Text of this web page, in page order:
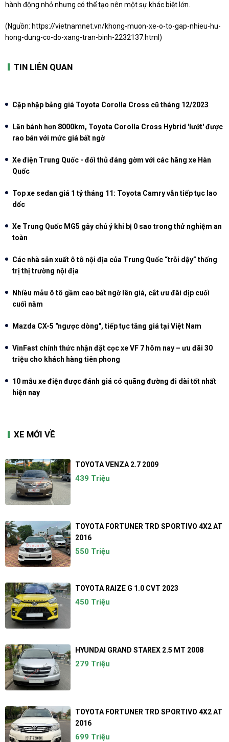
hành động nhỏ nhưng có thể tạo nên một sự khác biệt lớn.
(Nguồn: https://vietnamnet.vn/khong-muon-xe-o-to-gap-nhieu-hu-
hong-dung-co-do-xang-tran-binh-2232137.html )
TIN LIÊN QUAN
Cập nhập bảng giá Toyota Corolla Cross cũ tháng 12/2023
Lăn bánh hơn 8000km, Toyota Corolla Cross Hybrid 'lướt' được
rao bán với mức giá bất ngờ
Xe điện Trung Quốc - đối thủ đáng gờm với các hãng xe Hàn
Quốc
Top xe sedan giá 1 tỷ tháng 11: Toyota Camry vẫn tiếp tục lao
dốc
Xe Trung Quốc MG5 gây chú ý khi bị 0 sao trong thử nghiệm an
toàn
Các nhà sản xuất ô tô nội địa của Trung Quốc “trỗi dậy” thống
trị thị trường nội địa
Nhiều mẫu ô tô gầm cao bất ngờ lên giá, cắt ưu đãi dịp cuối
cuối năm
Mazda CX-5 "ngược dòng", tiếp tục tăng giá tại Việt Nam
VinFast chính thức nhận đặt cọc xe VF 7 hôm nay – ưu đãi 30
triệu cho khách hàng tiên phong
10 mẫu xe điện được đánh giá có quãng đường đi dài tốt nhất
hiện nay
XE MỚI VỀ
TOYOTA VENZA 2.7 2009
439 Triệu
TOYOTA FORTUNER TRD SPORTIVO 4X2 AT
2016
550 Triệu
TOYOTA RAIZE G 1.0 CVT 2023
450 Triệu
HYUNDAI GRAND STAREX 2.5 MT 2008
279 Triệu
TOYOTA FORTUNER TRD SPORTIVO 4X2 AT
2016
699 Triệu